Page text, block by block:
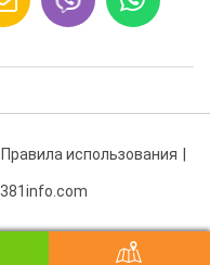
Правила использования
381info.com